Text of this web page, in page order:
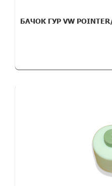
БАЧОК ГУР VW